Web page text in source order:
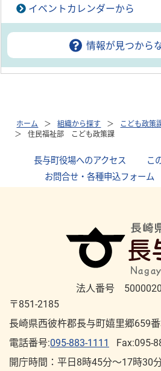
イベントカレンダーから
情報が見つから
ホーム 組織から探す
こども政策
住民福祉部 こども政策課
長与町役場へのアクセス こ
お問合せ・各種申込フォーム
法人番号
〒851-2185
長崎県西彼杵郡長与町嬉里郷659番
電話番号:095-883-1111
Fax:095-
開庁時間：平⽇8時45分～17時30